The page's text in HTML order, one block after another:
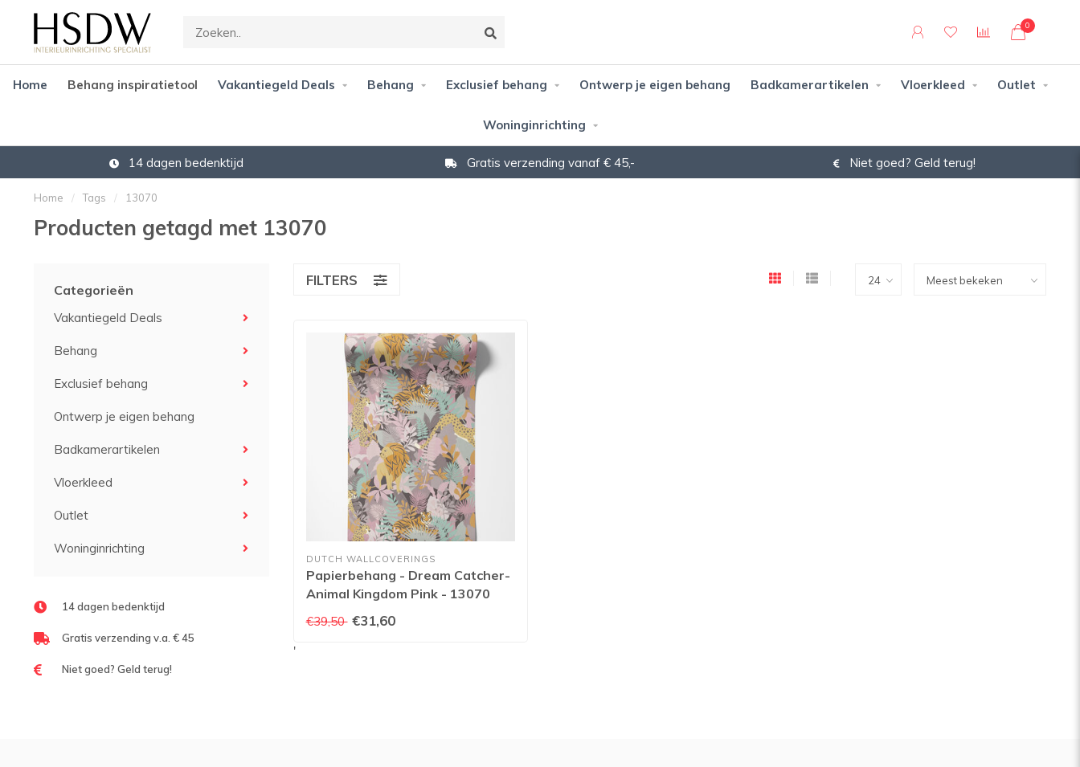
0
Home Behang inspiratietool Vakantiegeld Deals Behang Exclusief behang Ontwerp je eigen behang Badkamerartikelen Vloerkleed Outlet
Woninginrichting
14 dagen bedenktijd Gratis verzending vanaf € 45,- Niet goed? Geld terug!
Home / Tags / 13070
Producten getagd met 13070
Categorieën
Vakantiegeld Deals
Behang
Exclusief behang
Ontwerp je eigen behang
Badkamerartikelen
Vloerkleed
Outlet
Woninginrichting
14 dagen bedenktijd
Gratis verzending v.a. € 45
Niet goed? Geld terug!
FILTERS
DUTCH WALLCOVERINGS
Papierbehang - Dream Catcher-
Animal Kingdom Pink - 13070
€39,50 €31,60
'